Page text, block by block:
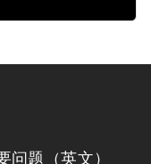
题（英文）